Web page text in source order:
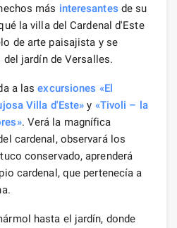
más interesantes de su
la villa del Cardenal d'Este
de arte paisajista y se
jardín de Versalles.
a lasexcursiones «El
Villa d'Este» y «Tivoli – la
. Verá la magnífica
cardenal, observará los
conservado, aprenderá
cardenal, que pertenecía a
hasta el jardín, donde